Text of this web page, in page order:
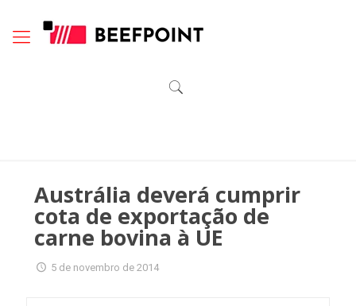
Austrália deverá cumprir
cota de exportação de
carne bovina à UE
5 de novembro de 2014